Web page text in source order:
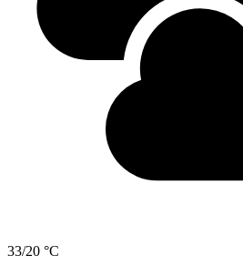
33/20 °C